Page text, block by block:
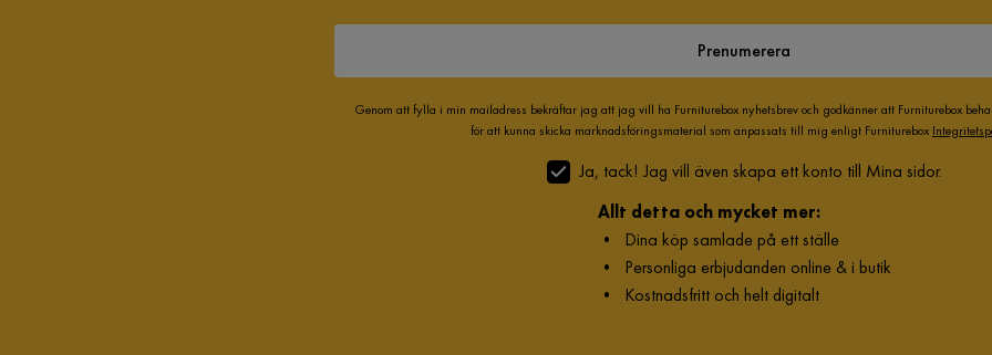
Prenumerera
Genom att fylla i min mailadress bekräftar jag att jag vill ha Furniturebox nyhetsbrev och godkänner att Furniturebox
för att kunna skicka marknadsföringsmaterial som anpassats till mig enligt Furniturebox
Ja, tack! Jag vill även skapa ett konto till Mina sidor.
Allt detta och mycket mer:
• Dina köp samlade på ett ställe
• Personliga erbjudanden online & i butik
• Kostnadsfritt och helt digitalt